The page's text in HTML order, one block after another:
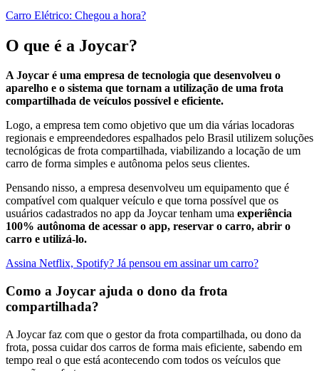
Carro Elétrico: Chegou a hora?
O que é a Joycar?
A Joycar é uma empresa de tecnologia que desenvolveu o
aparelho e o sistema que tornam a utilização de uma frota
compartilhada de veículos possível e eficiente.
Logo, a empresa tem como objetivo que um dia várias locadoras
regionais e empreendedores espalhados pelo Brasil utilizem soluções
tecnológicas de frota compartilhada, viabilizando a locação de um
carro de forma simples e autônoma pelos seus clientes.
Pensando nisso, a empresa desenvolveu um equipamento que é
compatível com qualquer veículo e que torna possível que os
usuários cadastrados no app da Joycar tenham uma experiência
100% autônoma de acessar o app, reservar o carro, abrir o
carro e utilizá-lo.
Assina Netflix, Spotify? Já pensou em assinar um carro?
Como a Joycar ajuda o dono da frota
compartilhada?
A Joycar faz com que o gestor da frota compartilhada, ou dono da
frota, possa cuidar dos carros de forma mais eficiente, sabendo em
tempo real o que está acontecendo com todos os veículos que